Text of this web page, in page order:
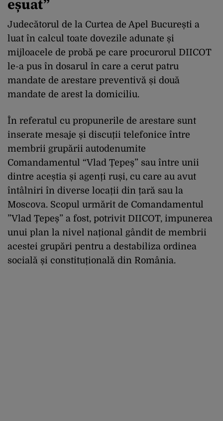
eșuat”
Judecătorul de la Curtea de Apel București a
luat în calcul toate dovezile adunate și
mijloacele de probă pe care procurorul DIICOT
le-a pus în dosarul în care a cerut patru
mandate de arestare preventivă și două
mandate de arest la domiciliu.
În referatul cu propunerile de arestare sunt
inserate mesaje și discuții telefonice între
membrii grupării autodenumite
Comandamentul “Vlad Țepeș” sau între unii
dintre aceștia și agenți ruși, cu care au avut
întâlniri în diverse locații din țară sau la
Moscova. Scopul urmărit de Comandamentul
”Vlad Țepeș” a fost, potrivit DIICOT, impunerea
unui plan la nivel național gândit de membrii
acestei grupări pentru a destabiliza ordinea
socială și constituțională din România.